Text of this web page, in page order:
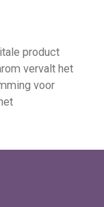
product
vervalt het
voor